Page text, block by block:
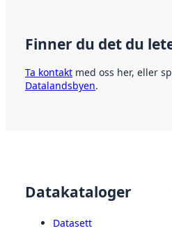
Finner du det du
Ta kontakt med oss her, eller
Datalandsbyen.
Datakataloger
Datasett